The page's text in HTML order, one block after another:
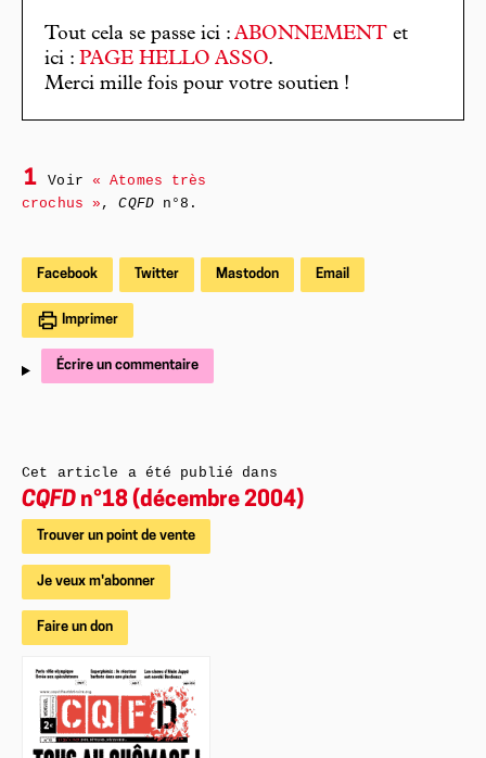
Tout cela se passe ici : ABONNEMENT et
ici : PAGE HELLO ASSO.
Merci mille fois pour votre soutien !
1 Voir « Atomes très
crochus » ,CQFDn°8.
Facebook Twitter Mastodon Email
Imprimer
Écrire un commentaire
Cet article a été publié dans
CQFD n°18 (décembre 2004)
Trouver un point de vente
Je veux m'abonner
Faire un don